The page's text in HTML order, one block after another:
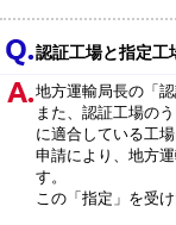
認証工場と指定工
地方運輸局長の「
また、認証工場の
に適合している工場
申請により、地方
す。
この「指定」を受